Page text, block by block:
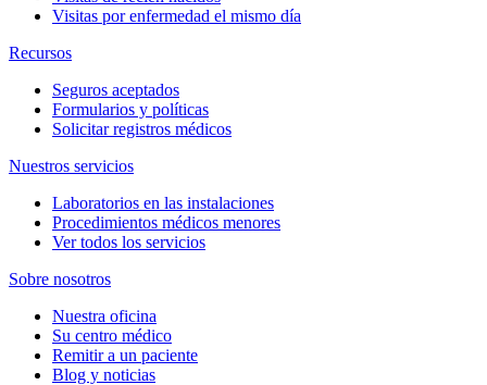
Visitas por enfermedad el mismo día
Recursos
Seguros aceptados
Formularios y políticas
Solicitar registros médicos
Nuestros servicios
Laboratorios en las instalaciones
Procedimientos médicos menores
Ver todos los servicios
Sobre nosotros
Nuestra oficina
Su centro médico
Remitir a un paciente
Blog y noticias